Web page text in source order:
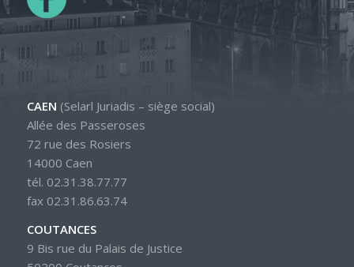
CAEN (Selarl Juriadis – siège social)
Allée des Passeroses
72 rue des Rosiers
14000 Caen
tél. 02.31.38.77.77
fax 02.31.86.63.74
COUTANCES
9 Bis rue du Palais de Justice